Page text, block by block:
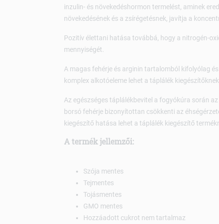
inzulin- és növekedéshormon termelést, aminek
növekedésének és a zsírégetésnek, javítja a
Pozitív élettani hatása továbbá, hogy a nitrogén-
mennyiségét.
A magas fehérje és arginin tartalomból kifolyólag
komplex alkotóeleme lehet a táplálék
Az egészséges táplálékbevitel a fogyókúra során
borsó fehérje bizonyítottan csökkenti az
kiegészítő hatása lehet a táplálék kiegészítő
A termék jellemzői:
Szója mentes
Tejmentes
Tojásmentes
GMO mentes
Hozzáadott cukrot nem tartalmaz